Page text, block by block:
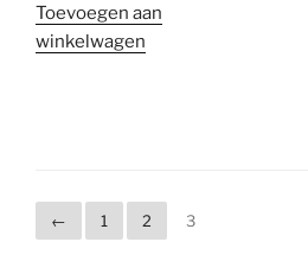
Toevoegen aan
winkelwagen
← 1 2 3